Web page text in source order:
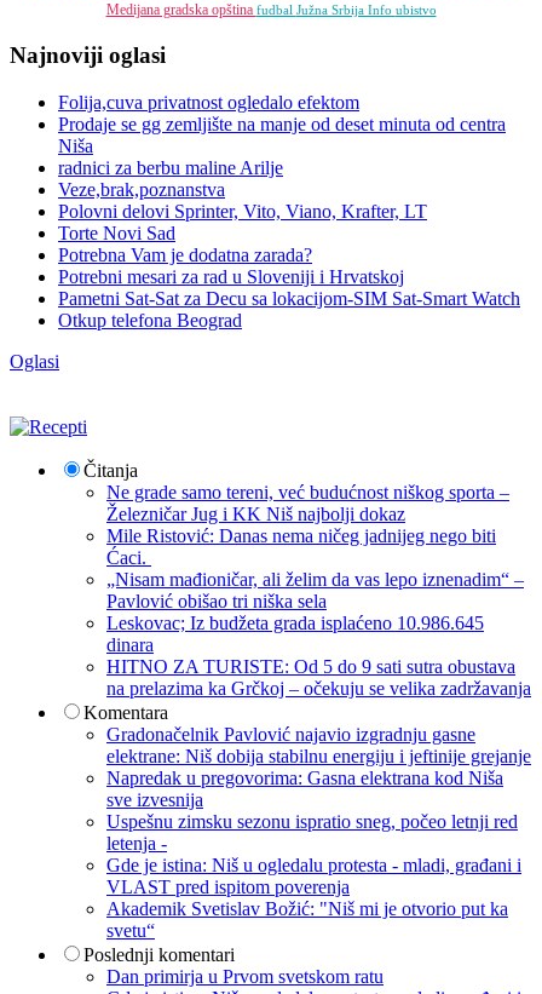
Medijana gradska opština fudbal Južna Srbija Info ubistvo
Najnoviji oglasi
Folija,cuva privatnost ogledalo efektom
Prodaje se gg zemljište na manje od deset minuta od centra
Niša
radnici za berbu maline Arilje
Veze,brak,poznanstva
Polovni delovi Sprinter, Vito, Viano, Krafter, LT
Torte Novi Sad
Potrebna Vam je dodatna zarada?
Potrebni mesari za rad u Sloveniji i Hrvatskoj
Pametni Sat-Sat za Decu sa lokacijom-SIM Sat-Smart Watch
Otkup telefona Beograd
Oglasi
Čitanja
Ne grade samo tereni, već budućnost niškog sporta –
Železničar Jug i KK Niš najbolji dokaz
Mile Ristović: Danas nema ničeg jadnijeg nego biti
Ćaci.
„Nisam mađioničar, ali želim da vas lepo iznenadim“ –
Pavlović obišao tri niška sela
Leskovac; Iz budžeta grada isplaćeno 10.986.645
dinara
HITNO ZA TURISTE: Od 5 do 9 sati sutra obustava
na prelazima ka Grčkoj – očekuju se velika zadržavanja
Komentara
Gradonačelnik Pavlović najavio izgradnju gasne
elektrane: Niš dobija stabilnu energiju i jeftinije grejanje
Napredak u pregovorima: Gasna elektrana kod Niša
sve izvesnija
Uspešnu zimsku sezonu ispratio sneg, počeo letnji red
letenja -
Gde je istina: Niš u ogledalu protesta - mladi, građani i
VLAST pred ispitom poverenja
Akademik Svetislav Božić: "Niš mi je otvorio put ka
svetu“
Poslednji komentari
Dan primirja u Prvom svetskom ratu